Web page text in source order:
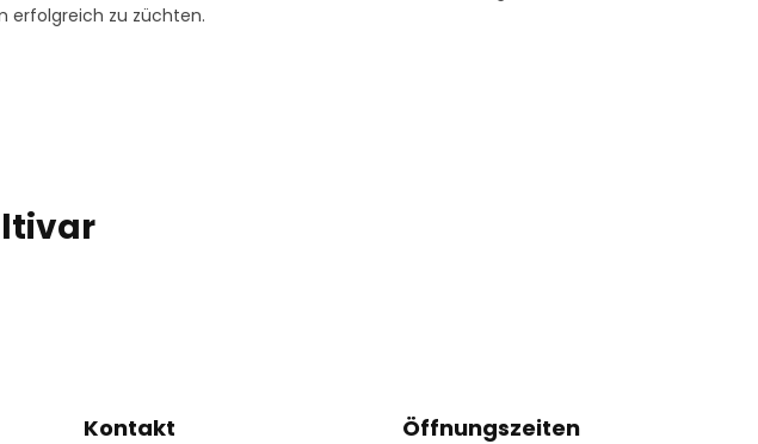
erfolgreich zu züchten.
Kontakt Öffnungszeiten